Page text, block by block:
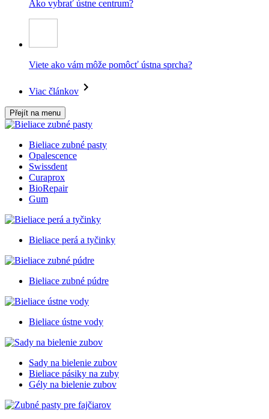
Ako vybrať ústne centrum?
Viete ako vám môže pomôcť ústna sprcha?
Viac článkov
Přejít na menu
Bieliace zubné pasty
Opalescence
Swissdent
Curaprox
BioRepair
Gum
Bieliace perá a tyčinky
Bieliace zubné púdre
Bieliace ústne vody
Sady na bielenie zubov
Bieliace pásiky na zuby
Gély na bielenie zubov